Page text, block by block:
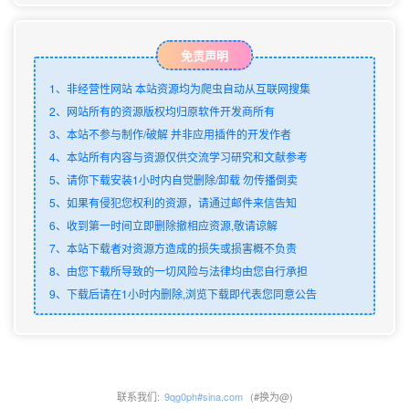
免责声明
1、非经营性网站 本站资源均为爬虫自动从互联网搜集
2、网站所有的资源版权均归原软件开发商所有
3、本站不参与制作/破解 并非应用插件的开发作者
4、本站所有内容与资源仅供交流学习研究和文献参考
5、请你下载安装1小时内自觉删除/卸载 勿传播倒卖
5、如果有侵犯您权利的资源，请通过邮件来信告知
6、收到第一时间立即删除撤相应资源,敬请谅解
7、本站下载者对资源方造成的损失或损害概不负责
8、由您下载所导致的一切风险与法律均由您自行承担
9、下载后请在1小时内删除,浏览下载即代表您同意公告
联系我们: 9qg0ph#sina.com (#换为@)